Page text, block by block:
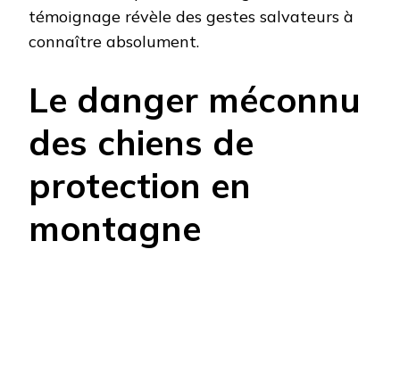
témoignage révèle des gestes salvateurs à
connaître absolument.
Le danger méconnu
des chiens de
protection en
montagne